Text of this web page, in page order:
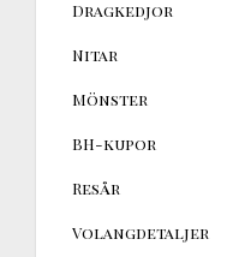
Dragkedjor
Nitar
Mönster
BH-kupor
Resår
Volangdetaljer